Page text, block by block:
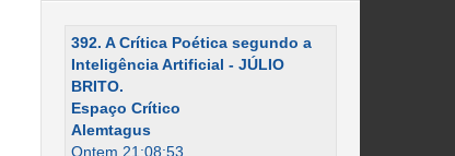
392. A Crítica Poética segundo a
Inteligência Artificial - JÚLIO
BRITO.
Espaço Crítico
Alemtagus
Ontem 21:08:53